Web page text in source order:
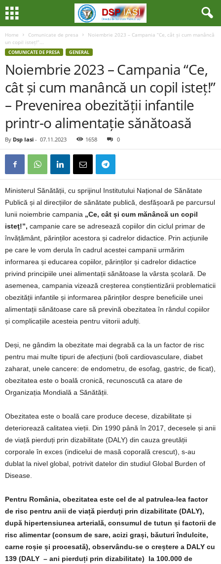
Home Comunicate de presa
Noiembrie 2023 – Campania “Ce, cât și cum manâncă
un copil isteț!”...
COMUNICATE DE PRESA GENERAL
Noiembrie 2023 – Campania “Ce,
cât și cum manâncă un copil isteț!”
– Prevenirea obezității infantile
printr-o alimentație sănătoasă
By Dsp Iasi - 07.11.2023 1658 0
Ministerul Sănătății, cu sprijinul Institutului Național de Sănătate
Publică și al direcțiilor de sănătate publică, desfășoară pe parcursul
lunii noiembrie campania „Ce, cât și cum mănâncă un copil
isteţ!”, campanie care se adresează copiilor din ciclul primar de
învățământ, părinților acestora și cadrelor didactice. Prin acțiunile
pe care le vom derula în cadrul acestei campanii urmărim
informarea și educarea copiilor, părinților și cadrelor didactice
privind principiile unei alimentații sănătoase la vârsta școlară. De
asemenea, campania vizează creșterea conștientizării problematicii
obezității infantile și informarea părinților despre beneficiile unei
alimentații sănătoase care să prevină obezitatea în rândul copiilor
și complicațiile acesteia pentru viitorii adulți.
Deși, ne gândim la obezitate mai degrabă ca la un factor de risc
pentru mai multe tipuri de afecțiuni (boli cardiovasculare, diabet
zaharat, unele cancere: de endometru, de esofag, gastric, de ficat),
obezitatea este o boală cronică, recunoscută ca atare de
Organizația Mondială a Sănătății.
Obezitatea este o boală care produce decese, dizabilitate și
deteriorează calitatea vieții. Din 1990 până în 2017, decesele și anii
de viață pierduți prin dizabilitate (DALY) din cauza greutății
corporale în exces (indicelui de masă coporală crescut), s-au
dublat la nivel global, potrivit datelor din studiul Global Burden of
Disease.
Pentru România, obezitatea este cel de al patrulea-lea factor
de risc pentru anii de viață pierduți prin dizabilitate (DALY),
după hipertensiunea arterială, consumul de tutun și factorii de
risc alimentar (consum de sare, acizi grași, băuturi îndulcite,
carne roșie și procesată), observându-se o creștere a DALY cu
139 (DALY – ani pierduți prin dizabilitate) la 100.000 de